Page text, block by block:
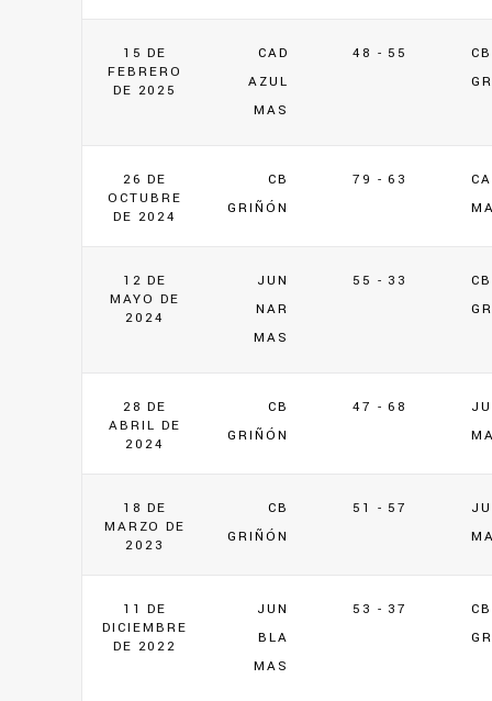
15 DE
FEBRERO
DE 2025
CAD
AZUL
MAS
48 - 55
CB
26 DE
OCTUBRE
DE 2024
CB
GRIÑÓN
79 - 63
12 DE
MAYO DE
2024
JUN
NAR
MAS
55 - 33
CB
28 DE
ABRIL DE
2024
CB
GRIÑÓN
47 - 68
18 DE
MARZO DE
2023
CB
GRIÑÓN
51 - 57
11 DE
DICIEMBRE
DE 2022
JUN
BLA
MAS
53 - 37
CB